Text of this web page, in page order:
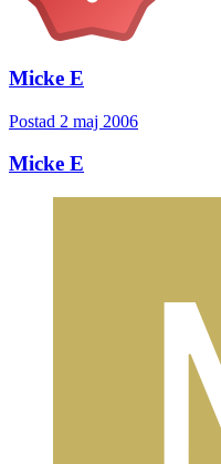
Micke E
Postad 2 maj 2006
Micke E